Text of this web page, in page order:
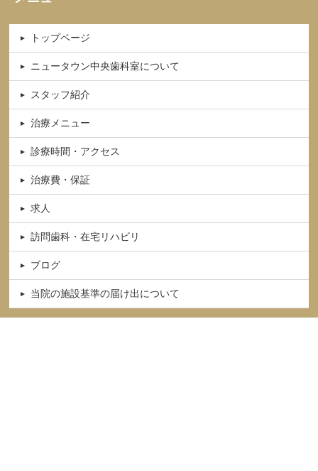
トップページ
ニュータウン中央歯科室について
スタッフ紹介
治療メニュー
診療時間・アクセス
治療費・保証
求人
訪問歯科・在宅リハビリ
ブログ
当院の施設基準の届け出について